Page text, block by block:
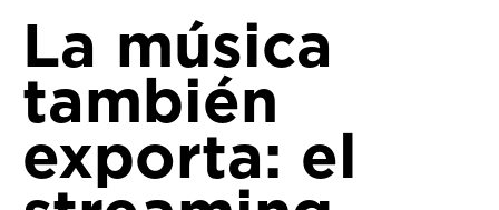
La música
también
exporta: el